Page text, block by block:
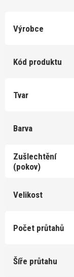
Výrobce
Kód produktu
Tvar
Barva
Zušlechtění
(pokov)
Velikost
Počet průtahů
Šíře průtahu